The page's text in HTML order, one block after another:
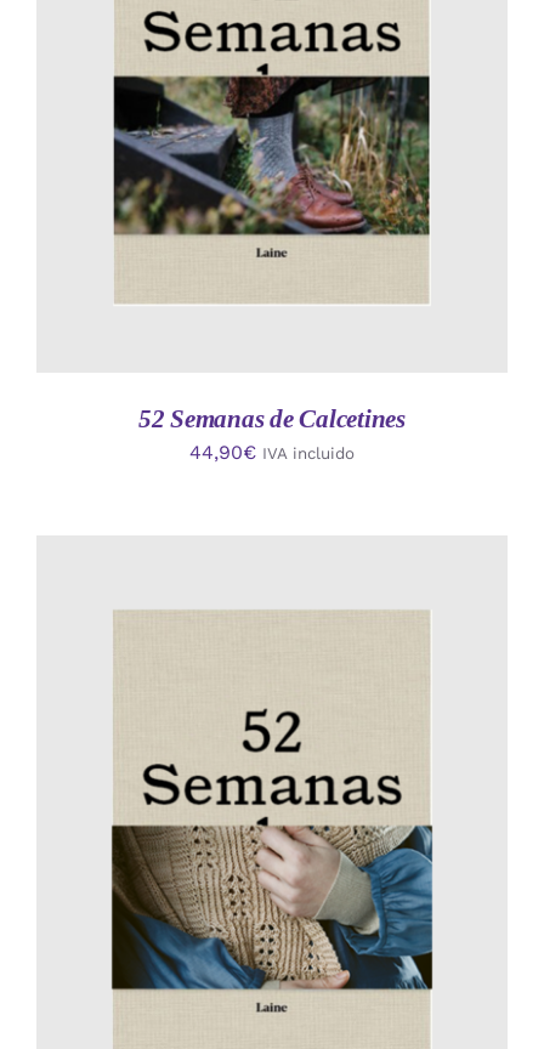
AÑADIR AL CARRITO
/
DETALLES
52 Semanas de Calcetines
44,90€ IVA incluido
AÑADIR AL CARRITO
/
DETALLES